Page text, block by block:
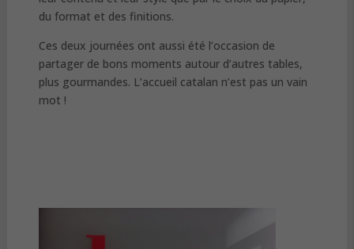
du format et des finitions.
Ces deux journées ont aussi été l’occasion de
partager de bons moments autour d’autres tables,
plus gourmandes. L’accueil catalan n’est pas un vain
mot !